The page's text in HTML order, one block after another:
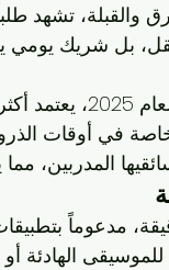
والقبلة، تشهد
بل شريك يومي
في أوقات
الهادئة